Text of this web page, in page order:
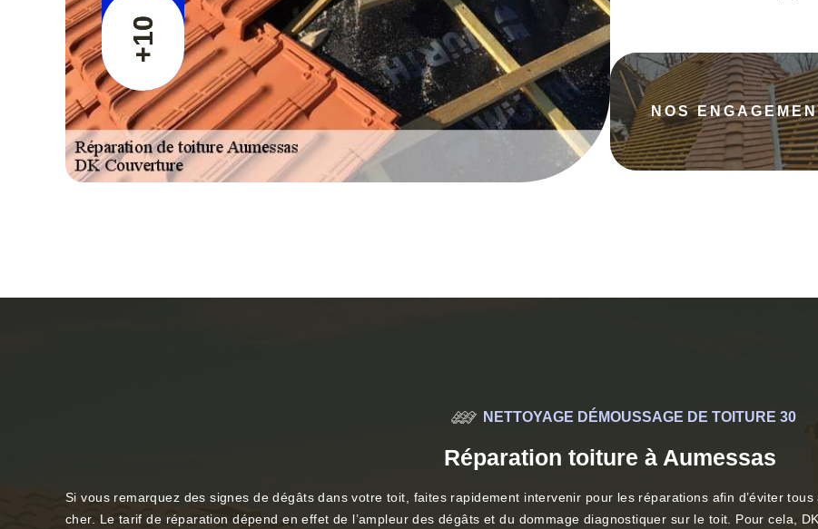
+10
NOS
NETTOYAGE DÉMOUSSAGE DE TOITURE 30
Réparation toiture à Aumessas
Si vous remarquez des signes de dégâts dans votre toit, faites rapidement intervenir pour les réparations afin d’éviter
cher. Le tarif de réparation dépend en effet de l’ampleur des dégâts et du dommage diagnostiquer sur le toit. Pour cela,